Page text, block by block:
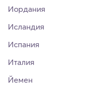
Иордания
Исландия
Испания
Италия
Йемен